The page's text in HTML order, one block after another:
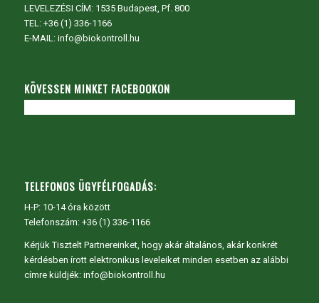
LEVELEZÉSI CÍM: 1535 Budapest, Pf. 800
TEL: +36 (1) 336-1166
E-MAIL: info@biokontroll.hu
KÖVESSEN MINKET FACEBOOKON
TELEFONOS ÜGYFÉLFOGADÁS:
H-P: 10-14 óra között
Telefonszám: +36 (1) 336-1166
Kérjük Tisztelt Partnereinket, hogy akár általános, akár konkrét
kérdésben írott elektronikus leveleiket minden esetben az alábbi
címre küldjék: info@biokontroll.hu